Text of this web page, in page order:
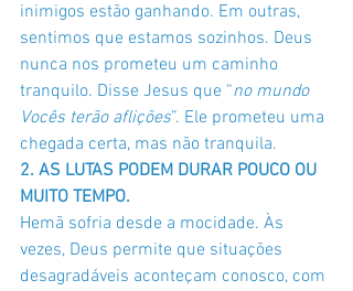
inimigos estão ganhando. Em outras,
sentimos que estamos sozinhos. Deus
nunca nos prometeu um caminho
tranquilo. Disse Jesus que “no mundo
Vocês terão aflições”. Ele prometeu uma
chegada certa, mas não tranquila.
2. AS LUTAS PODEM DURAR POUCO OU
MUITO TEMPO.
Hemã sofria desde a mocidade. Às
vezes, Deus permite que situações
desagradáveis aconteçam conosco, com